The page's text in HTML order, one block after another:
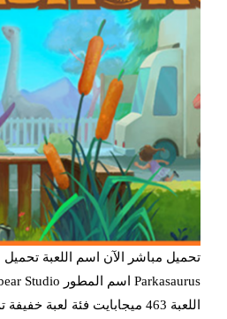
تحميل مباشر الآن اسم اللعبة تحميل
اللعبة 463 ميجابايت فئة لعبة